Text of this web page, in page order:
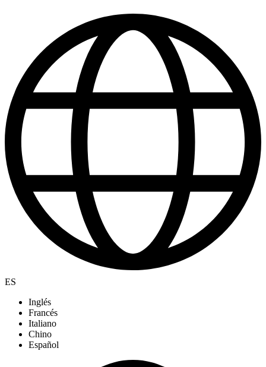
ES
Inglés
Francés
Italiano
Chino
Español